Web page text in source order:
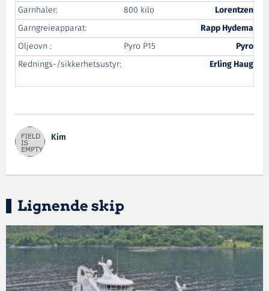
Garnhaler:
800 kilo
Lorentzen
Garngreieapparat:
Rapp Hydema
Oljeovn :
Pyro P15
Pyro
Rednings-/sikkerhetsustyr:
Erling Haug
Kim
Lignende skip